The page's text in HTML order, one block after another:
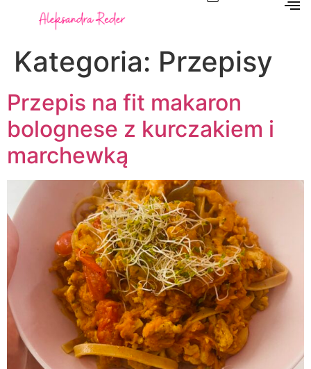
Kategoria: Przepisy
Przepis na fit makaron
bolognese z kurczakiem i
marchewką